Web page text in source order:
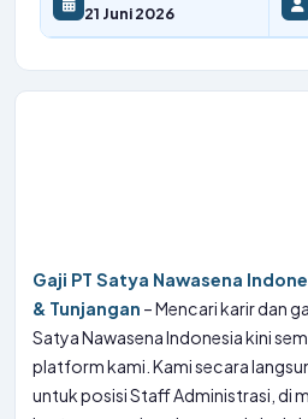
21 Juni 2026
Gaji PT Satya Nawasena
& Tunjangan – Mencari karir dan
Satya Nawasena Indonesia kini
platform kami. Kami secara
untuk posisi Staff Administrasi, di